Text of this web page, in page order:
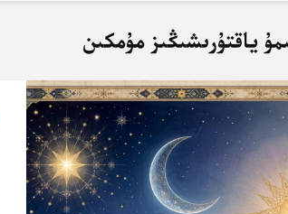
ياقتۇرىشىڭىز مۇمكىن